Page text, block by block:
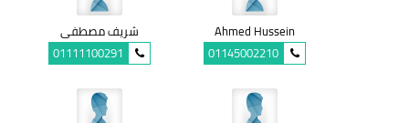
Ahmed Hussein
01145002210
شريف مصطفى
01111100291